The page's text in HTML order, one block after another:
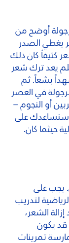
أوضح من
يغطي الصدر
كثيفاً كان ذلك
يعد ترك شعر
بشعاً. ثم
في العصر
أو النجوم –
سنساعدك على
حيثما كان.
يجب على
لتدريب
الشعر،
قد يكون
تمرينات